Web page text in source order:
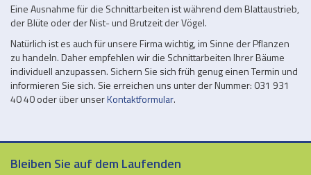
Eine Ausnahme für die Schnittarbeiten ist während dem Blattaustrieb,
der Blüte oder der Nist- und Brutzeit der Vögel.
Natürlich ist es auch für unsere Firma wichtig, im Sinne der Pflanzen
zu handeln. Daher empfehlen wir die Schnittarbeiten Ihrer Bäume
individuell anzupassen. Sichern Sie sich früh genug einen Termin und
informieren Sie sich. Sie erreichen uns unter der Nummer: 031 931
40 40 oder über unserKontaktformular.
Bleiben Sie auf dem Laufenden